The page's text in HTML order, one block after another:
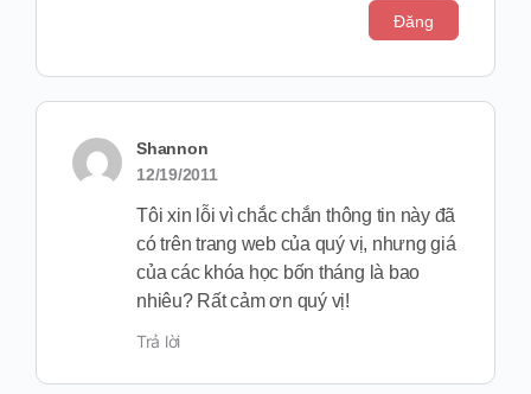
Shannon
12/19/2011
Tôi xin lỗi vì chắc chắn thông tin này đã
có trên trang web của quý vị, nhưng giá
của các khóa học bốn tháng là bao
nhiêu? Rất cảm ơn quý vị!
Trả lời